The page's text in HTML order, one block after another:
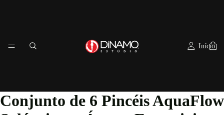
Início
Conjunto de 6 Pincéis AquaFlow